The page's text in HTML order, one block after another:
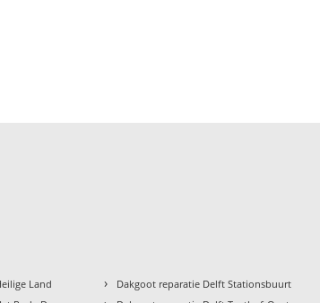
Land › Dakgoot reparatie Delft Stationsbuurt